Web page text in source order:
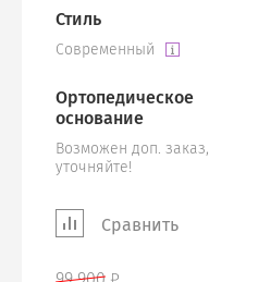
Стиль
Современный
Ортопедическое
основание
Возможен доп. заказ,
уточняйте!
Сравнить